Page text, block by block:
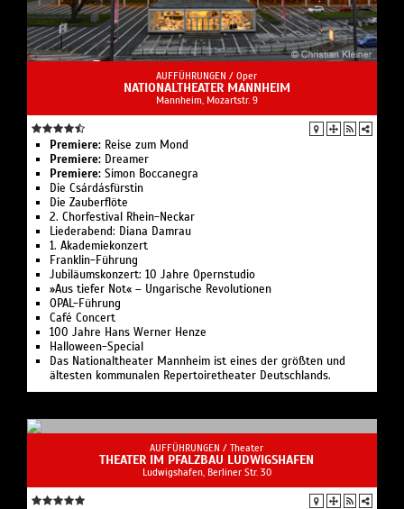
AUFFÜHRUNGEN / Oper
NATIONALTHEATER MANNHEIM
Mannheim, Mozartstr. 9
Premiere: Reise zum Mond
Premiere: Dreamer
Premiere: Simon Boccanegra
Die Csárdásfürstin
Die Zauberflöte
2. Chorfestival Rhein-Neckar
Liederabend: Diana Damrau
1. Akademie­konzert
Franklin-Führung
Jubiläumskonzert: 10 Jahre Opernstudio
»Aus tiefer Not« – Ungarische Revolutionen
OPAL-Führung
Café Concert
100 Jahre Hans Werner Henze
Halloween-Special
Das Nationaltheater Mannheim ist eines der größten und
ältesten kommunalen Repertoiretheater Deutschlands.
AUFFÜHRUNGEN / Theater
THEATER IM PFALZBAU LUDWIGSHAFEN
Ludwigshafen, Berliner Str. 30